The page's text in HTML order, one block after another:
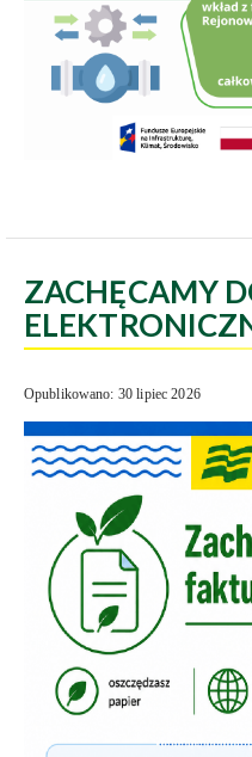
ZACHĘCAMY
Opublikowano: 30 lipiec 2026